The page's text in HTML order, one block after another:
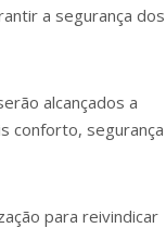
a segurança dos
alcançados a
conforto, segurança
para reivindicar